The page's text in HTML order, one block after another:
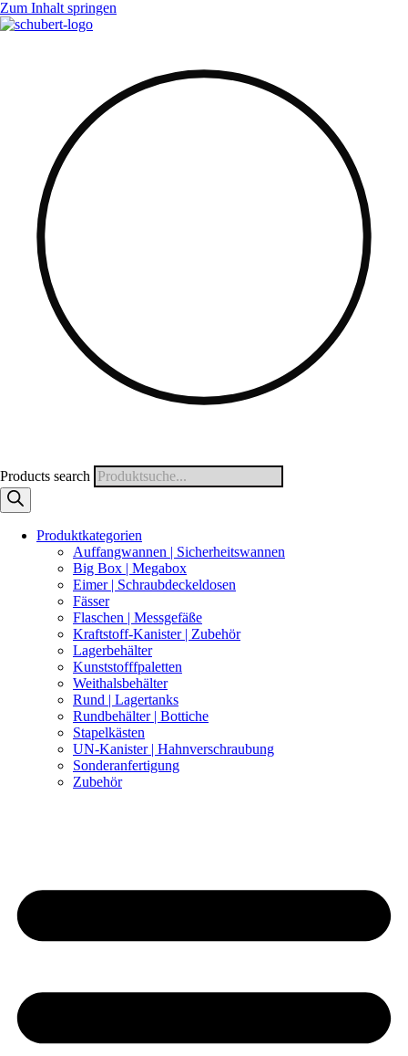
Zum Inhalt springen
Products search
Produktkategorien
Auffangwannen | Sicherheitswannen
Big Box | Megabox
Eimer | Schraubdeckeldosen
Fässer
Flaschen | Messgefäße
Kraftstoff-Kanister | Zubehör
Lagerbehälter
Kunststofffpaletten
Weithalsbehälter
Rund | Lagertanks
Rundbehälter | Bottiche
Stapelkästen
UN-Kanister | Hahnverschraubung
Sonderanfertigung
Zubehör